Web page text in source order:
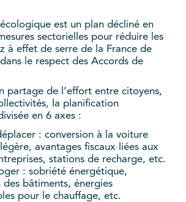
est un plan décliné en
sectorielles pour réduire les
à effet de serre de la France de
le respect des Accords de
partage de l’effort entre citoyens,
la planification
en 6 axes :
: conversion à la voiture
avantages fiscaux liées aux
stations de recharge, etc.
: sobriété énergétique,
des bâtiments, énergies
pour le chauffage, etc.